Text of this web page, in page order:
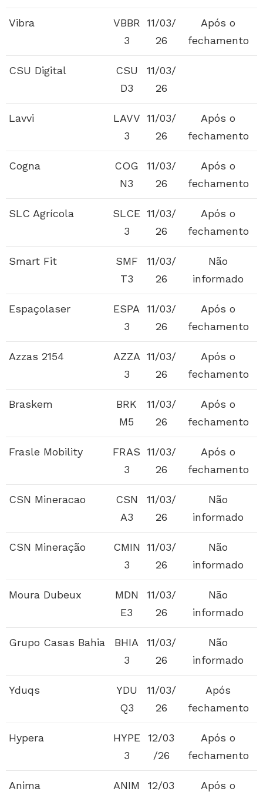
Vibra
VBBR
3
11/03/
26
Após o
fechamento
CSU Digital
CSU
D3
11/03/
26
Lavvi
LAVV
3
11/03/
26
Após o
fechamento
Cogna
COG
N3
11/03/
26
Após o
fechamento
SLC Agrícola
SLCE
3
11/03/
26
Após o
fechamento
Smart Fit
SMF
T3
11/03/
26
Não
informado
Espaçolaser
ESPA
3
11/03/
26
Após o
fechamento
Azzas 2154
AZZA
3
11/03/
26
Após o
fechamento
Braskem
BRK
M5
11/03/
26
Após o
fechamento
Frasle Mobility
FRAS
3
11/03/
26
Após o
fechamento
CSN Mineracao
CSN
A3
11/03/
26
Não
informado
CSN Mineração
CMIN
3
11/03/
26
Não
informado
Moura Dubeux
MDN
E3
11/03/
26
Não
informado
Grupo Casas Bahia
BHIA
3
11/03/
26
Não
informado
Yduqs
YDU
Q3
11/03/
26
Após
fechamento
Hypera
HYPE
3
12/03
/26
Após o
fechamento
Anima
ANIM
12/03
Após o